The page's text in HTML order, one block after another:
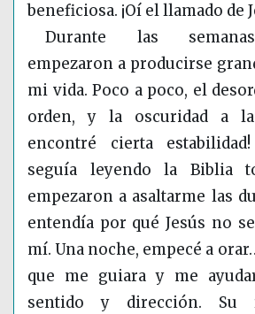
beneficiosa. ¡Oí el llamado de
Durante las
empezaron a producirse
mi vida. Poco a poco, el
orden, y la oscuridad a
encontré cierta
seguía leyendo la Biblia
empezaron a asaltarme las
entendía por qué Jesús no
mí. Una noche, empecé a
que me guiara y me
sentido y dirección. Su